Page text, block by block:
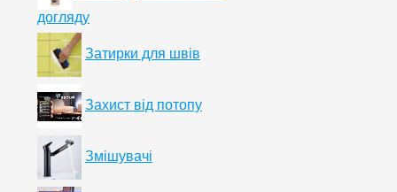
догляду
Затирки для швів
Захист від потопу
Змішувачі